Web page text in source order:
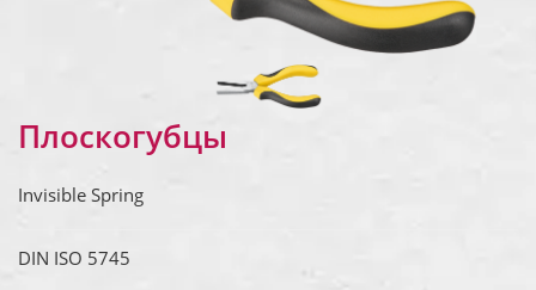
Плоскогубцы
Invisible Spring
DIN ISO 5745